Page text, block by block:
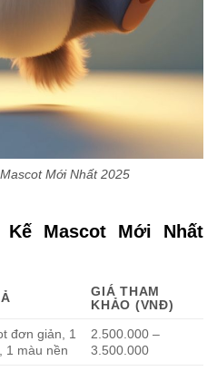
Mới Nhất 2025
Kế Mascot Mới Nhất
GIÁ THAM
KHẢO (VNĐ)
đơn giản, 1
1 màu nền
2.500.000 –
3.500.000